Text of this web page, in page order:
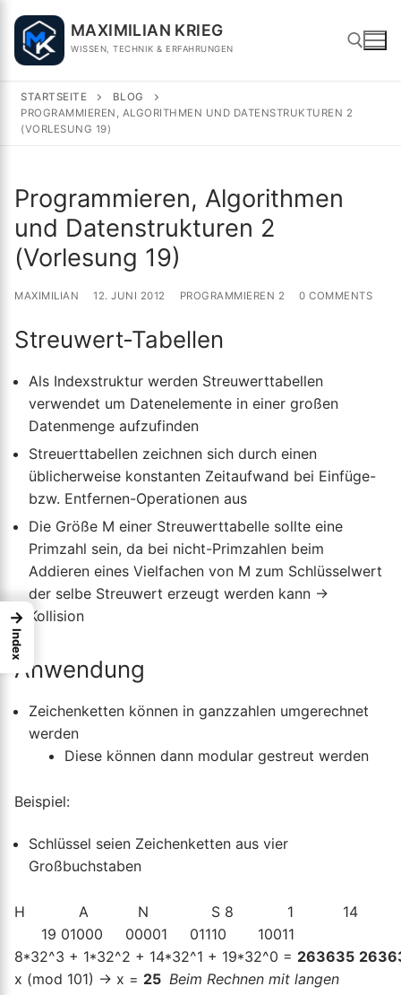
content
MAXIMILIAN KRIEG
WISSEN, TECHNIK & ERFAHRUNGEN
Search for:
STARTSEITE
BLOG
PROGRAMMIEREN, ALGORITHMEN UND DATENSTRUKTUREN 2
(VORLESUNG 19)
Programmieren, Algorithmen
und Datenstrukturen 2
(Vorlesung 19)
MAXIMILIAN 12. JUNI 2012 PROGRAMMIEREN 2 0 COMMENTS
Streuwert-Tabellen
Als Indexstruktur werden Streuwerttabellen
verwendet um Datenelemente in einer großen
Datenmenge aufzufinden
Streuerttabellen zeichnen sich durch einen
üblicherweise konstanten Zeitaufwand bei Einfüge-
bzw. Entfernen-Operationen aus
Die Größe M einer Streuwerttabelle sollte eine
Primzahl sein, da bei nicht-Primzahlen beim
Addieren eines Vielfachen von M zum Schlüsselwert
der selbe Streuwert erzeugt werden kann →
Kollision
Anwendung
Zeichenketten können in ganzzahlen umgerechnet
werden
Diese können dann modular gestreut werden
Beispiel:
Schlüssel seien Zeichenketten aus vier
Großbuchstaben
H A N S 8 1 14
19 01000 00001 01110 10011
8*32^3 + 1*32^2 + 14*32^1 + 19*32^0 = 263635
x (mod 101) → x = 25 Beim Rechnen mit langen
→
Index